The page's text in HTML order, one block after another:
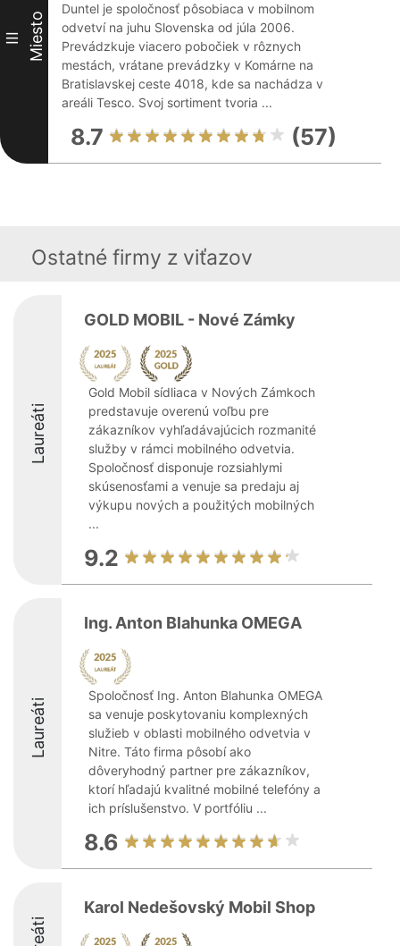
III Miesto
Duntel je spoločnosť pôsobiaca v mobilnom
odvetví na juhu Slovenska od júla 2006.
Prevádzkuje viacero pobočiek v rôznych
mestách, vrátane prevádzky v Komárne na
Bratislavskej ceste 4018, kde sa nachádza v
areáli Tesco. Svoj sortiment tvoria ...
8.7 (57)
Ostatné firmy z viťazov
Laureáti
GOLD MOBIL - Nové Zámky
Gold Mobil sídliaca v Nových Zámkoch
predstavuje overenú voľbu pre
zákazníkov vyhľadávajúcich rozmanité
služby v rámci mobilného odvetvia.
Spoločnosť disponuje rozsiahlymi
skúsenosťami a venuje sa predaju aj
výkupu nových a použitých mobilných
...
9.2
Laureáti
Ing. Anton Blahunka OMEGA
Spoločnosť Ing. Anton Blahunka OMEGA
sa venuje poskytovaniu komplexných
služieb v oblasti mobilného odvetvia v
Nitre. Táto firma pôsobí ako
dôveryhodný partner pre zákazníkov,
ktorí hľadajú kvalitné mobilné telefóny a
ich príslušenstvo. V portfóliu ...
8.6
Karol Nedešovský Mobil Shop